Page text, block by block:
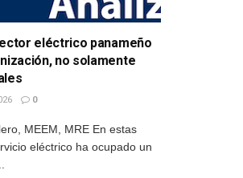
eléctrico panameño
no solamente
0
MEEM, MRE En estas
eléctrico ha ocupado un